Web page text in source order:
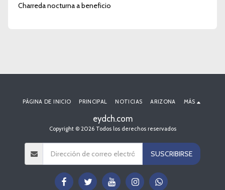
Charreda nocturna a beneficio
eydch.com
Copyright © 2026 Todos los derechos reservados
PÁGINA DE INICIO PRINCIPAL NOTICIAS ARIZONA MÁS
SUSCRIBIRSE